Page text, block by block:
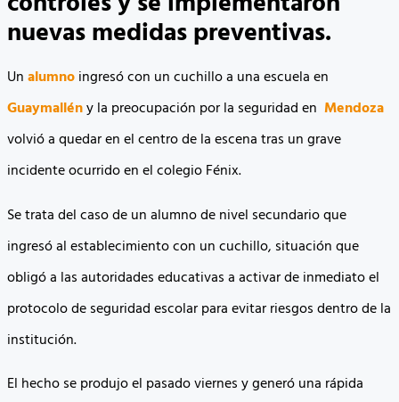
nuevas medidas preventivas.
Unalumnoingresó con un cuchillo a una escuela en
Guaymallény la preocupación por la seguridad en Mendoza
volvió a quedar en el centro de la escena tras un grave
incidente ocurrido en el colegio Fénix.
Se trata del caso de un alumno de nivel secundario que
ingresó al establecimiento con un cuchillo, situación que
obligó a las autoridades educativas a activar de inmediato el
protocolo de seguridad escolar para evitar riesgos dentro de la
institución.
El hecho se produjo el pasado viernes y generó una rápida